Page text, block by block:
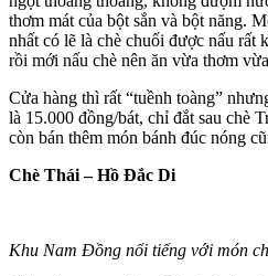
thơm mát của bột sắn và bột năng.
nhất có lẽ là chè chuối được nấu rất
rồi mới nấu chè nên ăn vừa thơm
Cửa hàng thì rất “tuềnh toàng”
là 15.000 đồng/bát, chỉ đắt sau chè
còn bán thêm món bánh đúc nóng
Chè Thái – Hồ Đắc Di
Khu Nam Đồng nổi tiếng với món